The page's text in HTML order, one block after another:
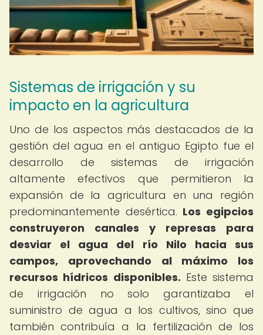
Sistemas de irrigación y su
impacto en la agricultura
Uno de los aspectos más destacados de la
gestión del agua en el antiguo Egipto fue el
desarrollo de sistemas de irrigación
altamente efectivos que permitieron la
expansión de la agricultura en una región
predominantemente desértica. Los egipcios
construyeron canales y represas para
desviar el agua del río Nilo hacia sus
campos, aprovechando al máximo los
recursos hídricos disponibles. Este sistema
de irrigación no solo garantizaba el
suministro de agua a los cultivos, sino que
también contribuía a la fertilización de los